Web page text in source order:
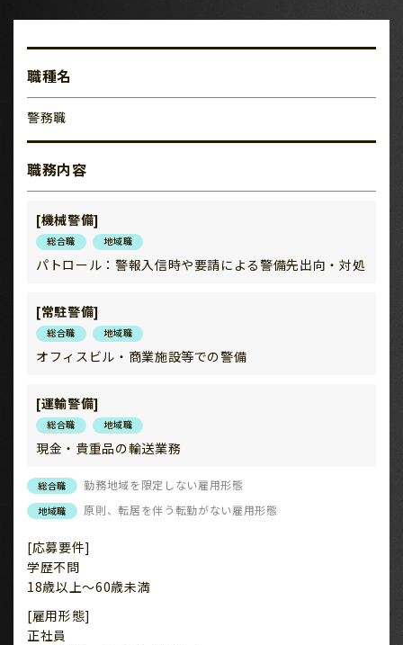
職種名
警務職
職務内容
[機械警備]
総合職 地域職
パトロール：警報入信時や要請による警備先出向・対処
[常駐警備]
総合職 地域職
オフィスビル・商業施設等での警備
[運輸警備]
総合職 地域職
現金・貴重品の輸送業務
総合職 勤務地域を限定しない雇用形態
地域職 原則、転居を伴う転勤がない雇用形態
[応募要件]
学歴不問
18歳以上～60歳未満
[雇用形態]
正社員